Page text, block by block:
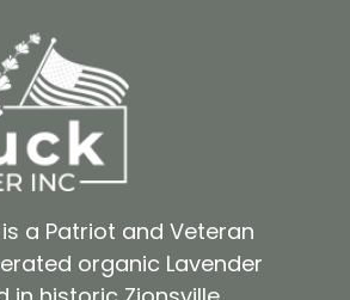
a Patriot and Veteran
organic Lavender